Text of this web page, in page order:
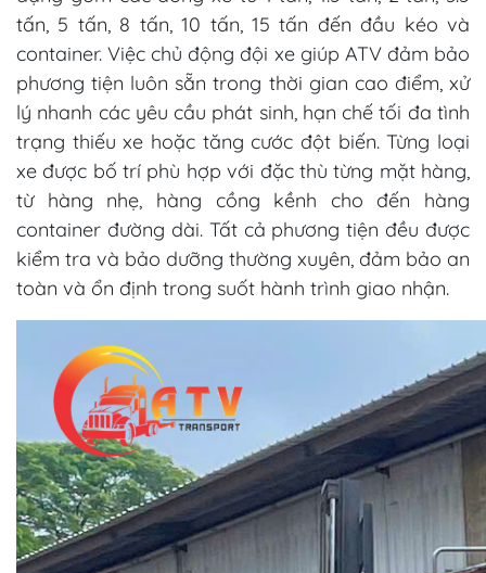
tấn, 5 tấn, 8 tấn, 10 tấn, 15 tấn đến đầu kéo và
container. Việc chủ động đội xe giúp ATV đảm bảo
phương tiện luôn sẵn trong thời gian cao điểm, xử
lý nhanh các yêu cầu phát sinh, hạn chế tối đa tình
trạng thiếu xe hoặc tăng cước đột biến. Từng loại
xe được bố trí phù hợp với đặc thù từng mặt hàng,
từ hàng nhẹ, hàng cồng kềnh cho đến hàng
container đường dài. Tất cả phương tiện đều được
kiểm tra và bảo dưỡng thường xuyên, đảm bảo an
toàn và ổn định trong suốt hành trình giao nhận.